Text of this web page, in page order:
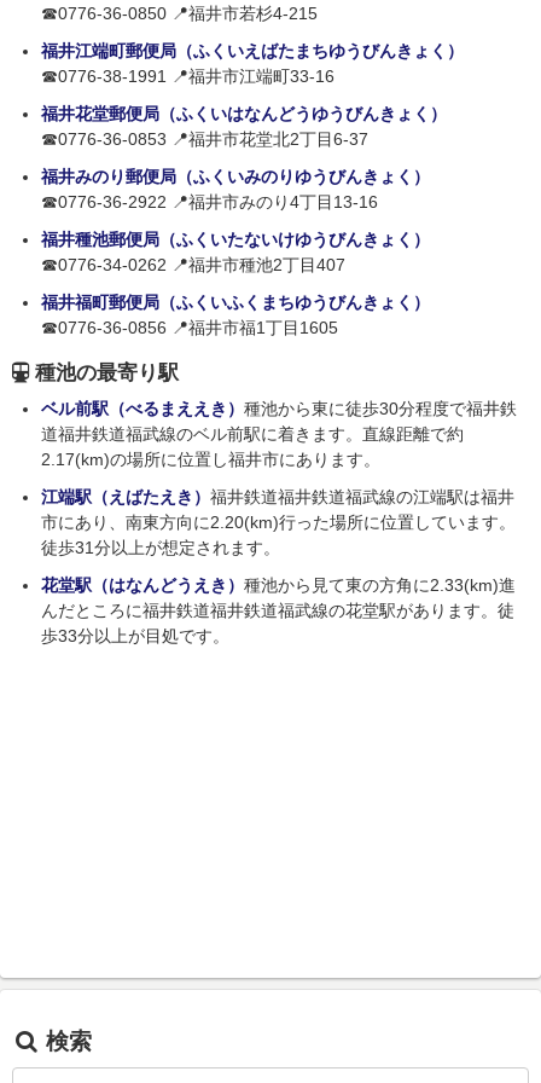
☎0776-36-0850 📍福井市若杉4-215
福井江端町郵便局（ふくいえばたまちゆうびんきょく）
☎0776-38-1991 📍福井市江端町33-16
福井花堂郵便局（ふくいはなんどうゆうびんきょく）
☎0776-36-0853 📍福井市花堂北2丁目6-37
福井みのり郵便局（ふくいみのりゆうびんきょく）
☎0776-36-2922 📍福井市みのり4丁目13-16
福井種池郵便局（ふくいたないけゆうびんきょく）
☎0776-34-0262 📍福井市種池2丁目407
福井福町郵便局（ふくいふくまちゆうびんきょく）
☎0776-36-0856 📍福井市福1丁目1605
種池の最寄り駅
ベル前駅（べるまええき） 種池から東に徒歩30分程度で福井鉄
道福井鉄道福武線のベル前駅に着きます。直線距離で約
2.17(km)の場所に位置し福井市にあります。
江端駅（えばたえき） 福井鉄道福井鉄道福武線の江端駅は福井
市にあり、南東方向に2.20(km)行った場所に位置しています。
徒歩31分以上が想定されます。
花堂駅（はなんどうえき） 種池から見て東の方角に2.33(km)進
んだところに福井鉄道福井鉄道福武線の花堂駅があります。徒
歩33分以上が目処です。
検索